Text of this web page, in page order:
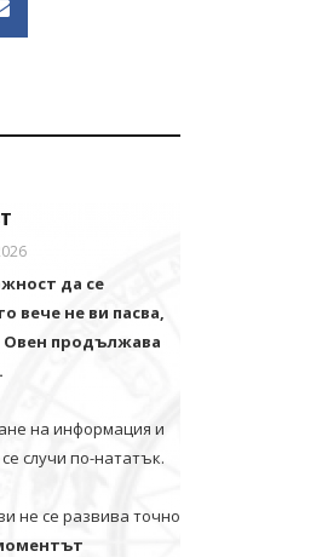
да се
вече не ви пасва,
Овен продължава
на информация и
случи по-нататък.
не се развива точно